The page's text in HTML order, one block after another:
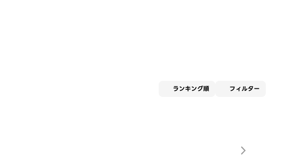
ランキング順 フィルター